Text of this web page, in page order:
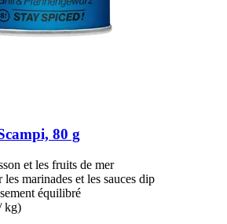
80 g
et les fruits de mer
marinades et les sauces dip
équilibré
kg)